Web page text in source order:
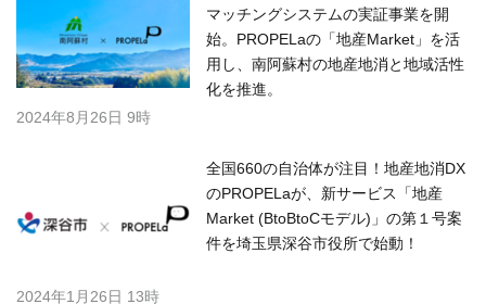
マッチングシステムの実証事業を開
始。PROPELaの「地産Market」を活
用し、南阿蘇村の地産地消と地域活性
化を推進。
2024年8月26日 9時
全国660の自治体が注目！地産地消DX
のPROPELaが、新サービス「地産
Market (BtoBtoCモデル)」の第１号案
件を埼玉県深谷市役所で始動！
2024年1月26日 13時